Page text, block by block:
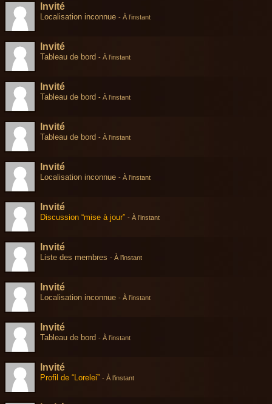
Invité
Localisation inconnue - À l’instant
Invité
Tableau de bord - À l’instant
Invité
Tableau de bord - À l’instant
Invité
Tableau de bord - À l’instant
Invité
Localisation inconnue - À l’instant
Invité
Discussion “mise à jour” - À l’instant
Invité
Liste des membres - À l’instant
Invité
Localisation inconnue - À l’instant
Invité
Tableau de bord - À l’instant
Invité
Profil de “Lorelei” - À l’instant